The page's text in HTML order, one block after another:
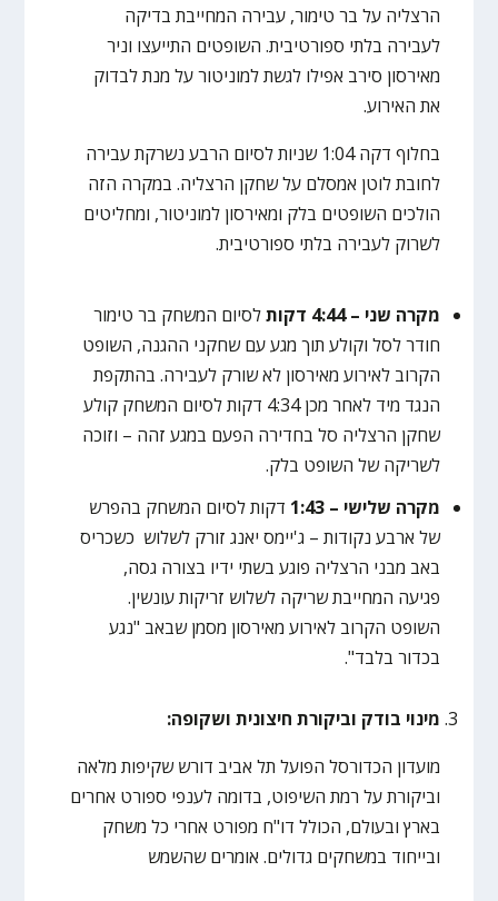
הרצליה על בר טימור, עבירה המחייבת בדיקה
לעבירה בלתי ספורטיבית. השופטים התייעצו וניר
מאירסון סירב אפילו לגשת למוניטור על מנת לבדוק
את האירוע.
בחלוף דקה 1:04 שניות לסיום הרבע נשרקת עבירה
לחובת לוטן אמסלם על שחקן הרצליה. במקרה הזה
הולכים השופטים בלק ומאירסון למוניטור, ומחליטים
לשרוק לעבירה בלתי ספורטיבית.
מקרה שני – 4:44 דקות
לסיום המשחק בר טימור
חודר לסל וקולע תוך מגע עם שחקני ההגנה, השופט
הקרוב לאירוע מאירסון לא שורק לעבירה. בהתקפת
הנגד מיד לאחר מכן 4:34 דקות לסיום המשחק קולע
שחקן הרצליה סל בחדירה הפעם במגע זהה – וזוכה
לשריקה של השופט בלק.
מקרה שלישי – 1:43
דקות לסיום המשחק בהפרש
של ארבע נקודות – ג'יימס יאנג זורק לשלוש כשכריס
באב מבני הרצליה פוגע בשתי ידיו בצורה גסה,
פגיעה המחייבת שריקה לשלוש זריקות עונשין.
השופט הקרוב לאירוע מאירסון מסמן שבאב "נגע
בכדור בלבד".
מינוי בודק וביקורת חיצונית ושקופה:
מועדון הכדורסל הפועל תל אביב דורש שקיפות מלאה
וביקורת על רמת השיפוט, בדומה לענפי ספורט אחרים
בארץ ובעולם, הכולל דו"ח מפורט אחרי כל משחק
ובייחוד במשחקים גדולים. אומרים שהשמש